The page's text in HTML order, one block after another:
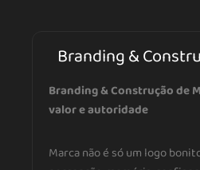
Branding &
Branding & Construção de
valor e autoridade
Marca não é só um logo